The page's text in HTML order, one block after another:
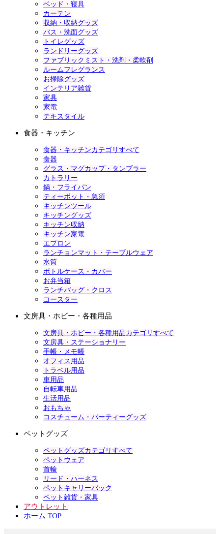
ベッド・寝具
カーテン
収納・収納グッズ
バス・洗面グッズ
トイレグッズ
ランドリーグッズ
ファブリックミスト・洗剤・柔軟剤
ルームフレグランス
お掃除グッズ
インテリア雑貨
家具
家電
テキスタイル
食器・キッチン
食器・キッチンカテゴリすべて
食器
グラス・マグカップ・タンブラー
カトラリー
鍋・フライパン
ティーポット・急須
キッチンツール
キッチングッズ
キッチン収納
キッチン家電
エプロン
ランチョンマット・テーブルウェア
水筒
ボトルケース・カバー
お弁当箱
ランチバッグ・クロス
コースター
文房具・ホビー・各種用品
文房具・ホビー・各種用品カテゴリすべて
文房具・ステーショナリー
手帳・メモ帳
オフィス用品
トラベル用品
車用品
自転車用品
生活用品
おもちゃ
コスチューム・パーティーグッズ
ペットグッズ
ペットグッズカテゴリすべて
ペットウェア
首輪
リード・ハーネス
ペットキャリーバック
ペット雑貨・家具
アウトレット
ホーム TOP